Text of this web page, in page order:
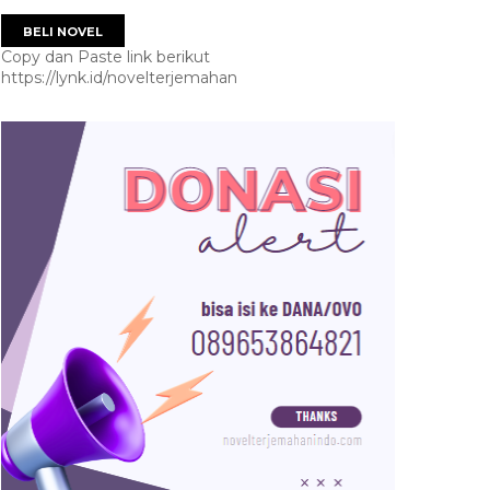
BELI NOVEL
Copy dan Paste link berikut
https://lynk.id/novelterjemahan